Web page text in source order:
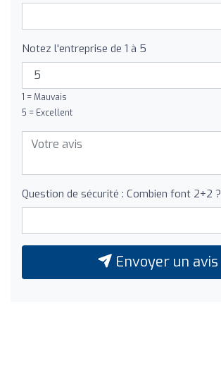
Notez l'entreprise de 1 à 5
1 = Mauvais
5 = Excellent
Question de sécurité : Combien font 2+2 ?
Envoyer un avis